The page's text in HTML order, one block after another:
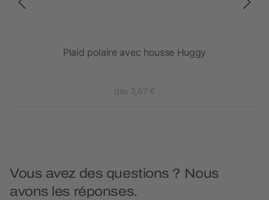
Plaid polaire avec housse Huggy
dès 3,67 €
Vous avez des questions ? Nous
avons les réponses.